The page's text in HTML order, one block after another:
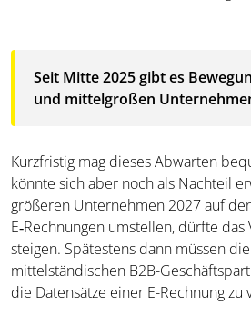
Seit Mitte 2025 gibt es
und mittelgroßen
Kurzfristig mag dieses Abwarten
könnte sich aber noch als Nachteil
größeren Unternehmen 2027 auf
E‑Rechnungen umstellen, dürfte
steigen. Spätestens dann müssen
mittelständischen B2B-
die Datensätze einer E-Rechnung zu